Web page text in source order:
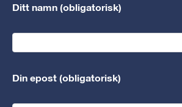
Ditt namn (obligatorisk)
Din epost (obligatorisk)